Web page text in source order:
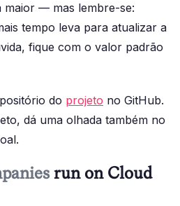
maior — mas lembre-se:
tempo leva para atualizar a
fique com o valor padrão
do projeto no GitHub.
dá uma olhada também no
run on Cloud